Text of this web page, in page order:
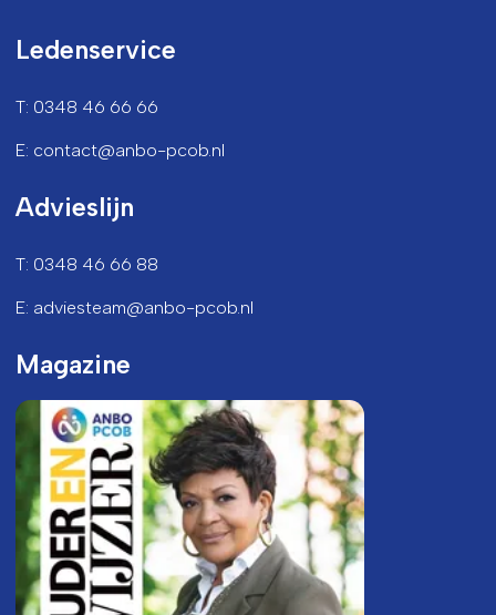
Ledenservice
T: 0348 46 66 66
E: contact@anbo-pcob.nl
Advieslijn
T: 0348 46 66 88
E: adviesteam@anbo-pcob.nl
Magazine